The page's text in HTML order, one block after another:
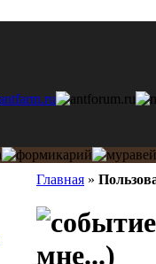
Главная »
мне...)